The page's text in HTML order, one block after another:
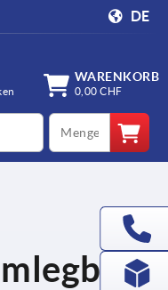
DE
WARENKORB
0,00 CHF
qty